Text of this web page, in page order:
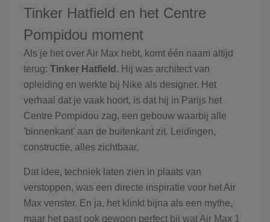
Tinker Hatfield en het Centre
Pompidou moment
Als je het over Air Max hebt, komt één naam altijd
terug: Tinker Hatfield . Hij was architect van
opleiding en werkte bij Nike als designer. Het
verhaal dat je vaak hoort, is dat hij in Parijs het
Centre Pompidou zag, een gebouw waarbij alle
'binnenkant' aan de buitenkant zit. Leidingen,
constructie, alles zichtbaar.
Dat idee, techniek laten zien in plaats van
verstoppen, was een directe inspiratie voor het Air
Max venster. En ja, het klinkt bijna als een mythe,
maar het past ook gewoon perfect bij wat Air Max 1